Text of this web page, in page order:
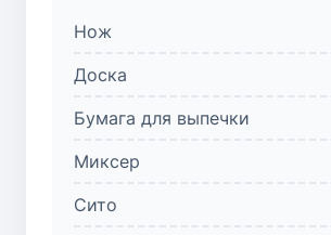
Нож
Доска
Бумага для выпечки
Миксер
Сито